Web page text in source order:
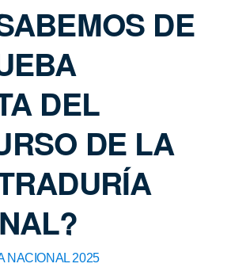
DE
DEL
DE LA
NACIONAL 2025